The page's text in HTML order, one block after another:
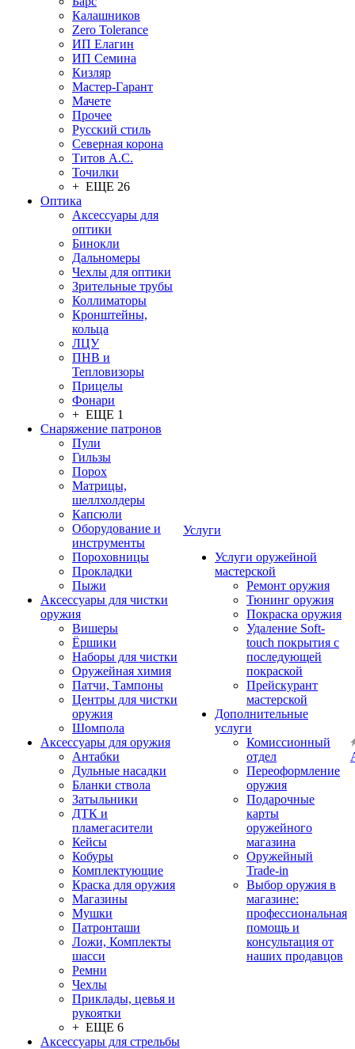
Калашников
Zero Tolerance
ИП Елагин
ИП Семина
Кизляр
Мастер-Гарант
Мачете
Прочее
Русский стиль
Северная корона
Титов А.С.
Точилки
+ ЕЩЕ 26
Оптика
Аксессуары для
оптики
Бинокли
Дальномеры
Чехлы для оптики
Зрительные трубы
Коллиматоры
Кронштейны,
кольца
ЛЦУ
ПНВ и
Тепловизоры
Прицелы
Фонари
+ ЕЩЕ 1
Снаряжение патронов
Пули
Гильзы
Порох
Матрицы,
шеллхолдеры
Капсюли
Оборудование и
инструменты
Пороховницы
Прокладки
Пыжи
Аксессуары для чистки
оружия
Вишеры
Ёршики
Наборы для чистки
Оружейная химия
Патчи, Тампоны
Центры для чистки
оружия
Шомпола
Аксессуары для оружия
Антабки
Дульные насадки
Бланки ствола
Затыльники
ДТК и
пламегасители
Кейсы
Кобуры
Комплектующие
Краска для оружия
Магазины
Мушки
Патронташи
Ложи, Комплекты
шасси
Ремни
Чехлы
Приклады, цевья и
рукоятки
+ ЕЩЕ 6
Аксессуары для стрельбы
Услуги
Услуги оружейной
мастерской
Ремонт оружия
Тюнинг оружия
Покраска оружия
Удаление Soft-
touch покрытия с
последующей
покраской
Прейскурант
мастерской
Дополнительные
услуги
Комиссионный
отдел
Переоформление
оружия
Подарочные
карты
оружейного
магазина
Оружейный
Trade-in
Выбор оружия в
магазине:
профессиональная
помощь и
консультация от
наших продавцов